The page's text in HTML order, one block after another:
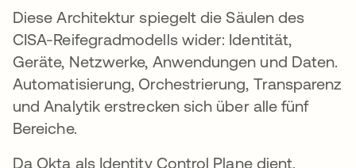
Diese Architektur spiegelt die Säulen des
CISA-Reifegradmodells wider: Identität,
Geräte, Netzwerke, Anwendungen und Daten.
Automatisierung, Orchestrierung, Transparenz
und Analytik erstrecken sich über alle fünf
Bereiche.
Da Okta als Identity Control Plane dient,